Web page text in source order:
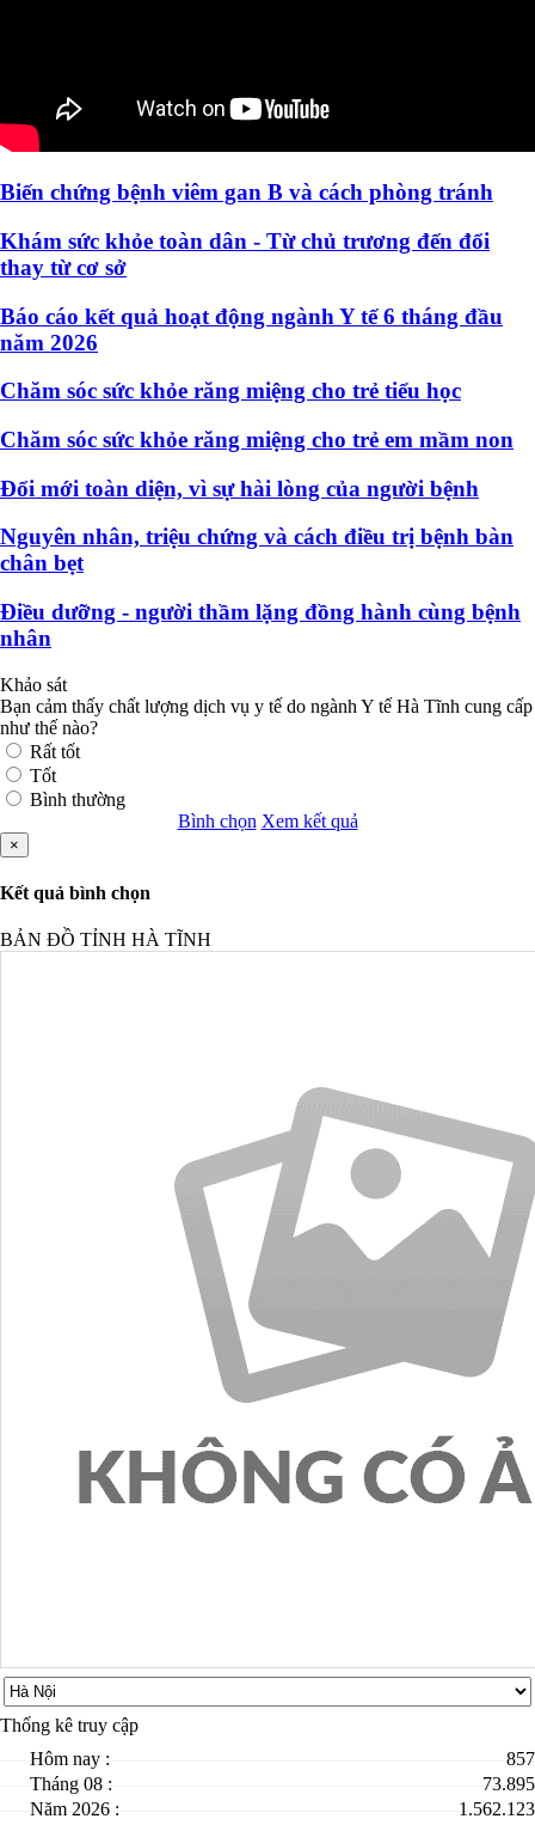
Biến chứng bệnh viêm gan B và cách phòng tránh
Khám sức khỏe toàn dân - Từ chủ trương đến đổi
thay từ cơ sở
Báo cáo kết quả hoạt động ngành Y tế 6 tháng đầu
năm 2026
Chăm sóc sức khỏe răng miệng cho trẻ tiểu học
Chăm sóc sức khỏe răng miệng cho trẻ em mầm non
Đổi mới toàn diện, vì sự hài lòng của người bệnh
Nguyên nhân, triệu chứng và cách điều trị bệnh bàn
chân bẹt
Điều dưỡng - người thầm lặng đồng hành cùng bệnh
nhân
Khảo sát
Bạn cảm thấy chất lượng dịch vụ y tế do ngành Y tế Hà Tĩnh cung cấp
như thế nào?
Rất tốt
Tốt
Bình thường
Bình chọn Xem kết quả
×
Kết quả bình chọn
BẢN ĐỒ TỈNH HÀ TĨNH
Thống kê truy cập
Hôm nay :
857
Tháng 08 :
73.895
Năm 2026 :
1.562.123